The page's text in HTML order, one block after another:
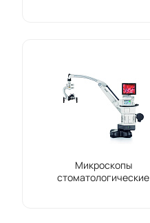
Микроскопы
стоматологические